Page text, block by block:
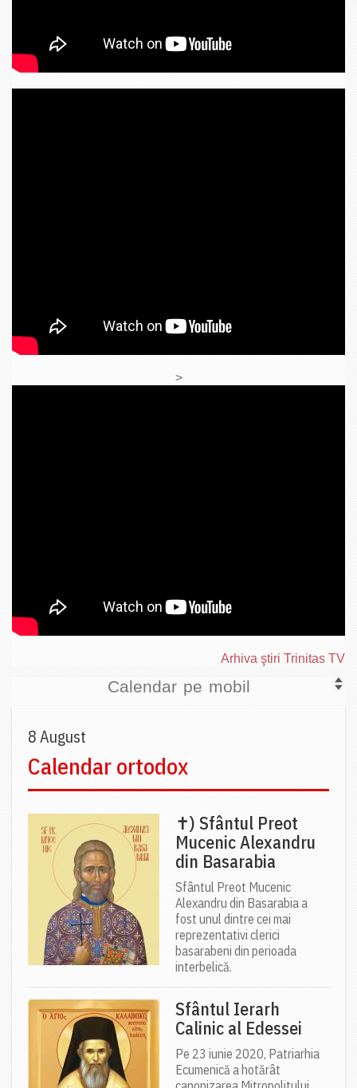
>
Arhiva ştiri Trinitas TV
Calendar pe mobil
8 August
Calendar ortodox
✝) Sfântul Preot
Mucenic Alexandru
din Basarabia
Sfântul Preot Mucenic
Alexandru din Basarabia a
fost unul dintre cei mai
reprezentativi clerici
basarabeni din perioada
interbelică.
Sfântul Ierarh
Calinic al Edessei
Pe 23 iunie 2020, Patriarhia
Ecumenică a hotărât